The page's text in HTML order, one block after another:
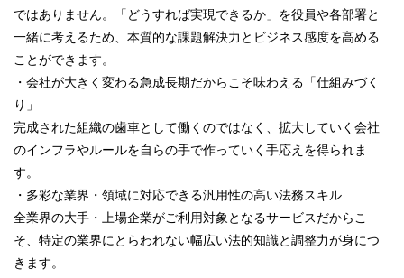
ではありません。「どうすれば実現できるか」を役員や各部署と
一緒に考えるため、本質的な課題解決力とビジネス感度を高める
ことができます。
・会社が大きく変わる急成長期だからこそ味わえる「仕組みづく
り」
完成された組織の歯車として働くのではなく、拡大していく会社
のインフラやルールを自らの手で作っていく手応えを得られま
す。
・多彩な業界・領域に対応できる汎用性の高い法務スキル
全業界の大手・上場企業がご利用対象となるサービスだからこ
そ、特定の業界にとらわれない幅広い法的知識と調整力が身につ
きます。